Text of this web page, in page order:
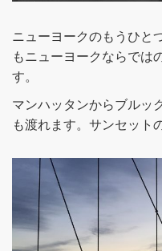
ニューヨークのもうひと
もニューヨークならでは
す。
マンハッタンからブルッ
も渡れます。サンセット